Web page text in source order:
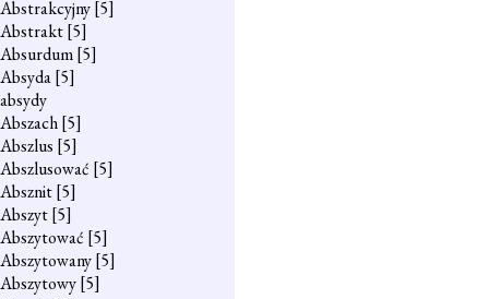
Abstrakcyjny[5]
Abstrakt[5]
Absurdum[5]
Absyda[5]
absydy
Abszach[5]
Abszlus [5]
Abszlusować [5]
Absznit[5]
Abszyt[5]
Abszytować [5]
Abszytowany[5]
Abszytowy[5]